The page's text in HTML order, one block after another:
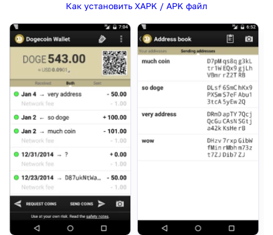
Как установить XAPK / APK файл